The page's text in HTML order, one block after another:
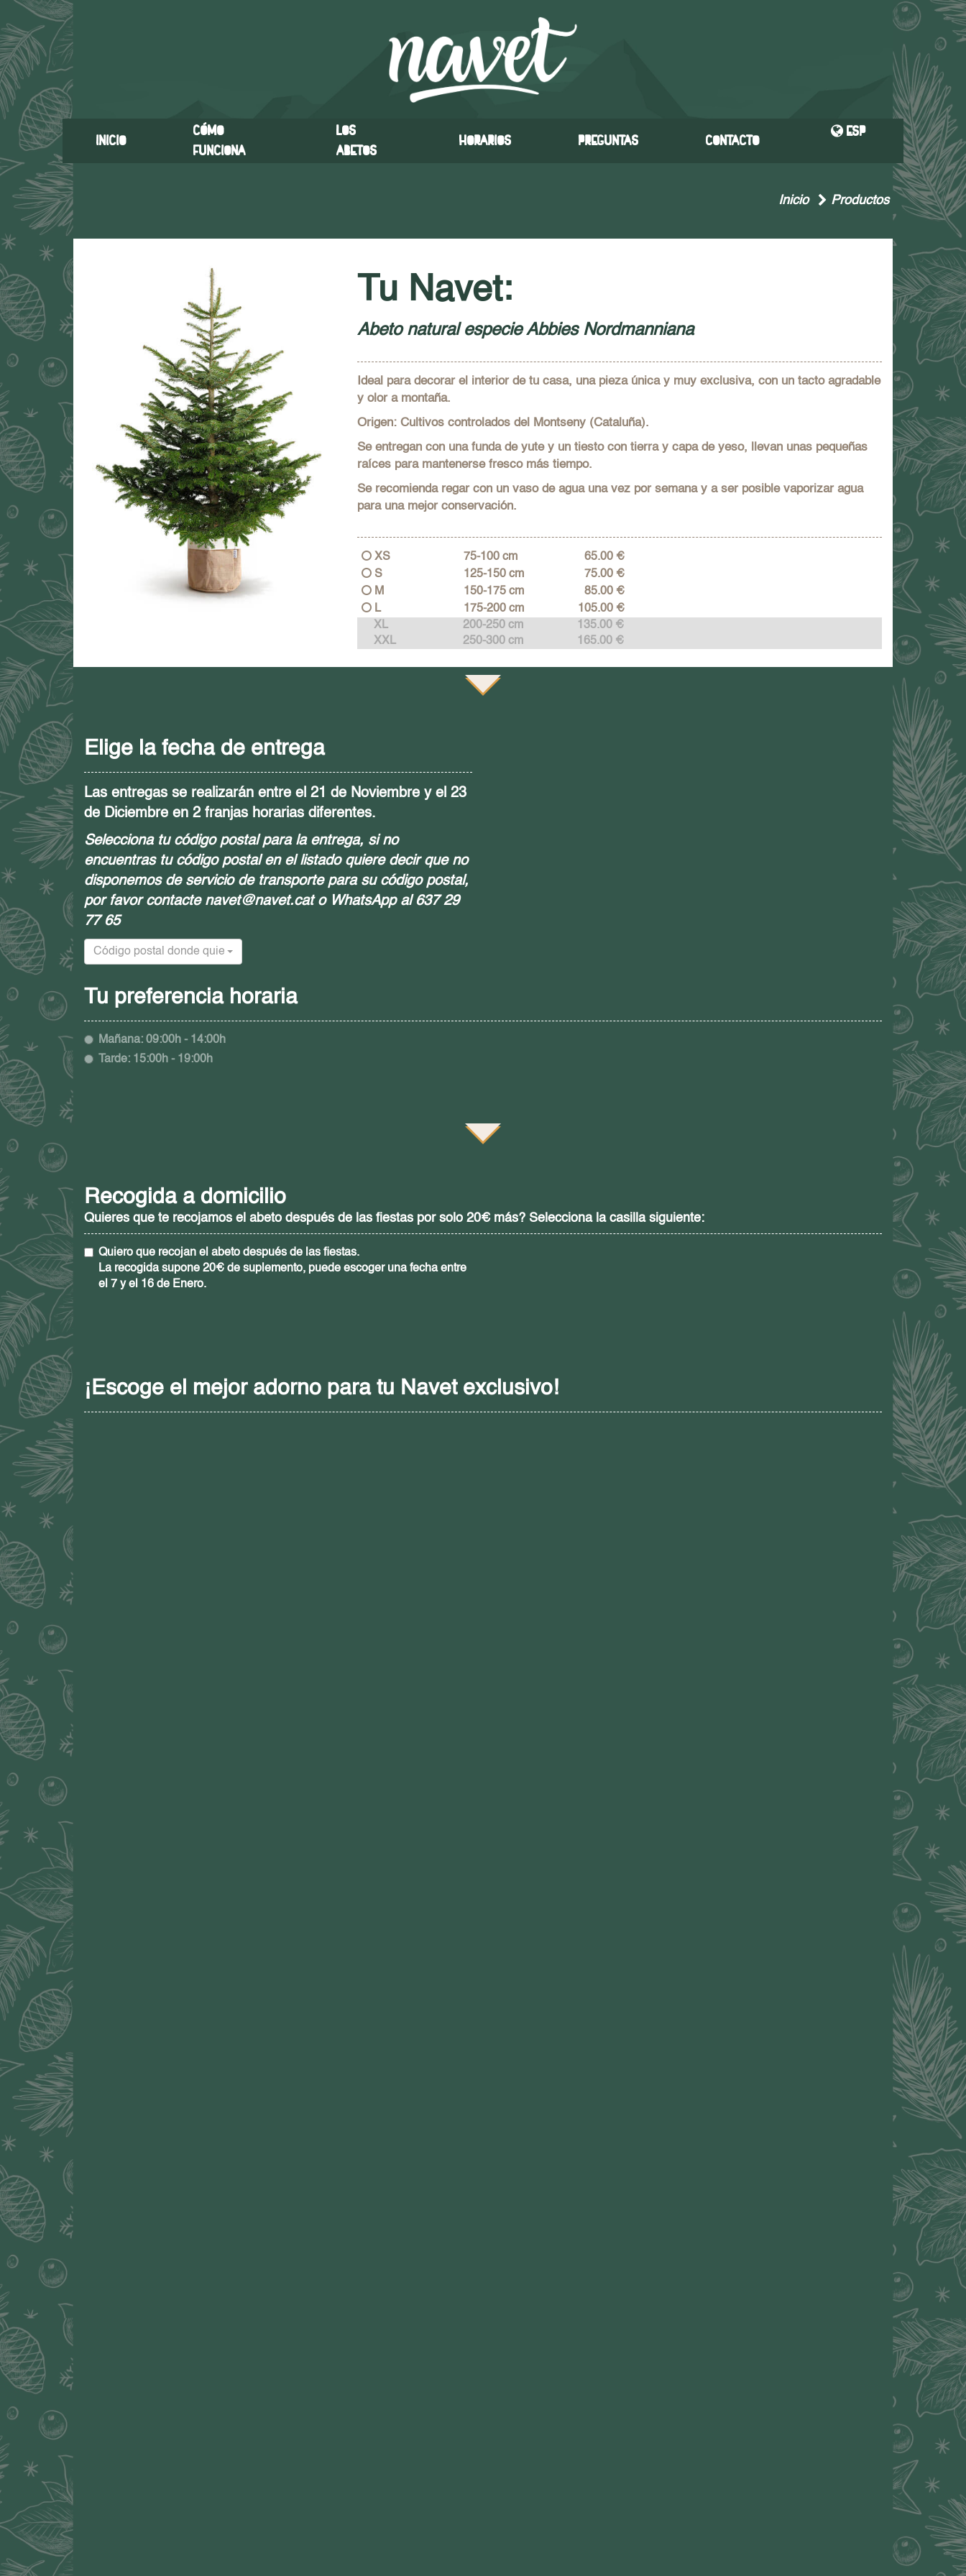
ESP
Inicio
Cómo
funciona
Los
abetos
Horarios Preguntas Contacto
Inicio Productos
Tu Navet:
Abeto natural especie Abbies Nordmanniana
Ideal para decorar el interior de tu casa, una pieza única y muy exclusiva, con un tacto agradable
y olor a montaña.
Origen: Cultivos controlados del Montseny (Cataluña).
Se entregan con una funda de yute y un tiesto con tierra y capa de yeso, llevan unas pequeñas
raíces para mantenerse fresco más tiempo.
Se recomienda regar con un vaso de agua una vez por semana y a ser posible vaporizar agua
para una mejor conservación.
XS 75-100 cm
65.00 €
S
125-150 cm
75.00 €
M
150-175 cm
85.00 €
L
175-200 cm
105.00 €
XL
200-250 cm
135.00 €
XXL
250-300 cm 165.00 €
Elige la fecha de entrega
Las entregas se realizarán entre el 21 de Noviembre y el 23
de Diciembre en 2 franjas horarias diferentes.
Selecciona tu código postal para la entrega, si no
encuentras tu código postal en el listado quiere decir que no
disponemos de servicio de transporte para su código postal,
por favor contacte navet@navet.cat o WhatsApp al 637 29
77 65
Código postal donde quiere que se lo entreguemos
Tu preferencia horaria
Mañana: 09:00h - 14:00h
Tarde: 15:00h - 19:00h
Recogida a domicilio
Quieres que te recojamos el abeto después de las fiestas por solo 20€ más? Selecciona la casilla siguiente:
Quiero que recojan el abeto después de las fiestas.
La recogida supone 20€ de suplemento, puede escoger una fecha entre
el 7 y el 16 de Enero.
¡Escoge el mejor adorno para tu Navet exclusivo!